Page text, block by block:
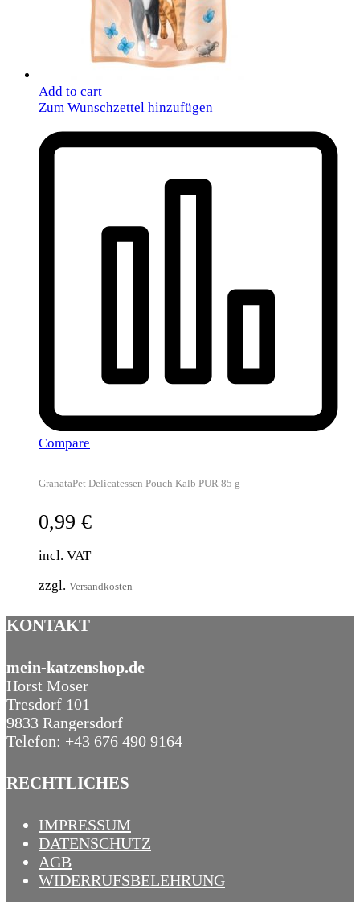
Add to cart
Zum Wunschzettel hinzufügen
Compare
GranataPet Delicatessen Pouch Kalb PUR 85 g
0,99 €
incl. VAT
zzgl. Versandkosten
KONTAKT
mein-katzenshop.de
Horst Moser
Tresdorf 101
9833 Rangersdorf
Telefon: +43 676 490 9164
RECHTLICHES
IMPRESSUM
DATENSCHUTZ
AGB
WIDERRUFSBELEHRUNG